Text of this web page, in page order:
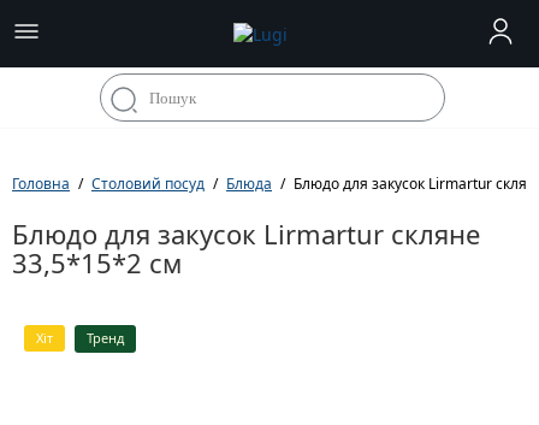
Головна Столовий посуд Блюда Блюдо для закусок Lirmartur
Блюдо для закусок Lirmartur скляне
33,5*15*2 см
Хіт Тренд